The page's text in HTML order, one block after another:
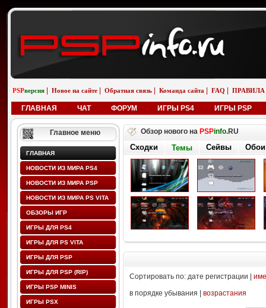
PSPверсия Новое на сайте Обратная связь Команда сайта FAQ ПРАВИЛА
ГЛАВНАЯ ЧАТ ФОРУМ ИГРЫ PS4 ИГРЫ PSP
Главное меню
ГЛАВНАЯ
НОВОСТИ ИЗ МИРА PS4
НОВОСТИ ИЗ МИРА PSP
НОВОСТИ ИЗ МИРА PS VITA
ОБЗОРЫ ИГР
ИГРЫ ДЛЯ PS4
ИГРЫ ДЛЯ PS VITA
ИГРЫ ДЛЯ PSP
ИГРЫ ДЛЯ PSP (RIP)
ИГРЫ PSP MINIS
ИГРЫ PSX
Обзор нового на PSPinfo.RU
Сходки Темы Сейвы Обои
Сортировать по: дате регистрации |
в порядке убывания | возрастания